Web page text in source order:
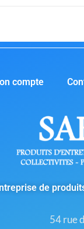
compte
de
54 rue